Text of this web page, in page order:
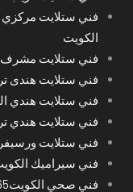
الكويت
فني ستلايت
فني ستلايت هندى
فني ستلايت هندي
فني ستلايت هندي
فني ستلايت
فني سيراميك
فني صحي الكويت55850065